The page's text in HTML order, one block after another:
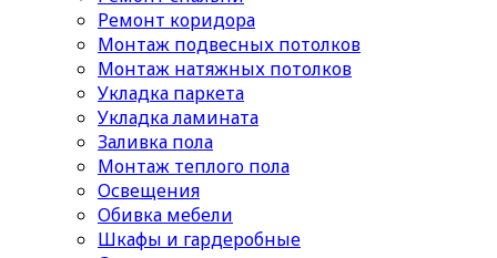
Ремонт коридора
Монтаж подвесных потолков
Монтаж натяжных потолков
Укладка паркета
Укладка ламината
Заливка пола
Монтаж теплого пола
Освещения
Обивка мебели
Шкафы и гардеробные